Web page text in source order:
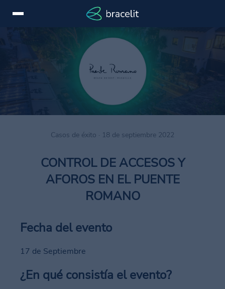
Novedades
Casos de éxito · 18 de septiembre 2022
CONTROL DE ACCESOS Y
AFOROS EN EL PUENTE
ROMANO
Fecha del evento
17 de Septiembre
¿En qué consistía el evento?